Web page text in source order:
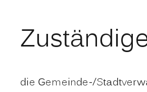
die Gemeinde-/